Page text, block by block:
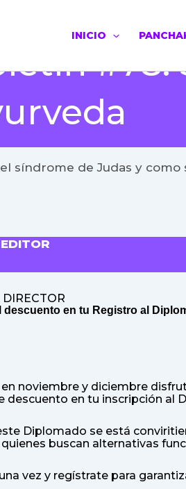
INICIO
#78:
síndrome de Judas y como
descuento en tu Registro al
noviembre y diciembre
descuento en tu inscripción al
Diplomado se está
buscan alternativas
vez y regístrate para